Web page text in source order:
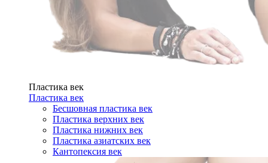
Пластика век
Пластика век
Бесшовная пластика век
Пластика верхних век
Пластика нижних век
Пластика азиатских век
Кантопексия век